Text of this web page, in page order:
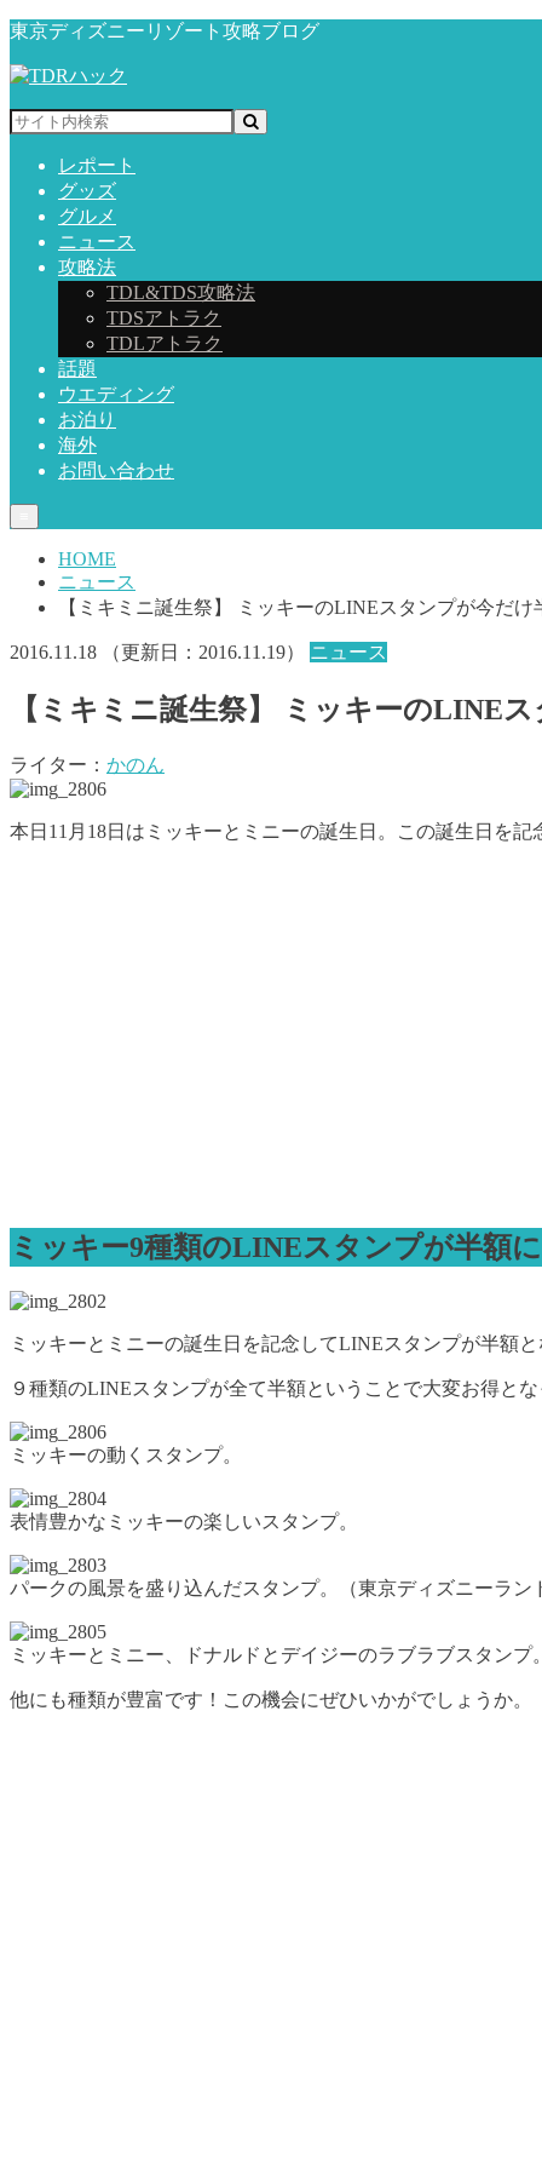
東京ディズニーリゾート攻略ブログ
レポート
グッズ
グルメ
ニュース
攻略法
TDL&TDS攻略法
TDSアトラク
TDLアトラク
話題
ウエディング
お泊り
海外
お問い合わせ
HOME
ニュース
【ミキミニ誕生祭】 ミッキーのLINEスタンプが今だけ
2016.11.18 （更新日： 2016.11.19） ニュース
【ミキミニ誕生祭】 ミッキーのLINE
ライター： かのん
本日11月18日はミッキーとミニーの誕生日。この誕生日を
ミッキー9種類のLINEスタンプが半額に
ミッキーとミニーの誕生日を記念してLINEスタンプが半額
９種類のLINEスタンプが全て半額ということで大変お得とな
ミッキーの動くスタンプ。
表情豊かなミッキーの楽しいスタンプ。
パークの風景を盛り込んだスタンプ。（東京ディズニーラ
ミッキーとミニー、ドナルドとデイジーのラブラブスタンプ。
他にも種類が豊富です！この機会にぜひいかがでしょうか。